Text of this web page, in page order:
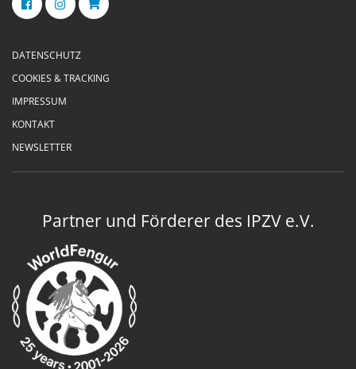
DATENSCHUTZ
COOKIES & TRACKING
IMPRESSUM
KONTAKT
NEWSLETTER
Partner und Förderer des IPZV e.V.